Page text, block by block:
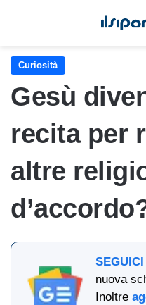
Curiosità
Gesù
recita per
altre
SEGUICI
nuova
Inoltre